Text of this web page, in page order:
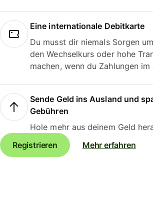
Eine internationale Debitkarte
Du musst dir niemals Sorgen
den Wechselkurs oder hohe
machen, wenn du Zahlungen
Sende Geld ins Ausland und
Gebühren
Hole mehr aus deinem Geld
Registrieren
Mehr erfahren